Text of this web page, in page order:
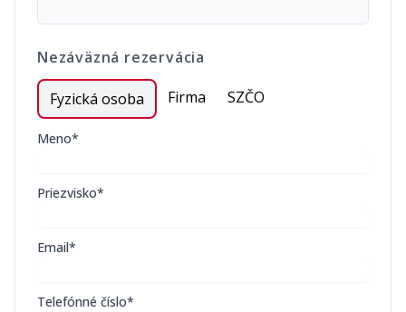
Nezáväzná rezervácia
Fyzická osoba Firma SZČO
Meno*
Priezvisko*
Email*
Telefónné číslo*